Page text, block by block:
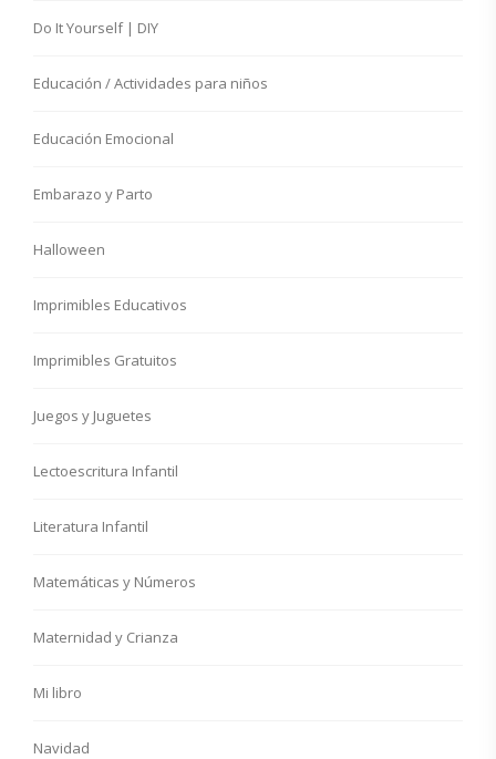
Do It Yourself | DIY
Educación / Actividades para niños
Educación Emocional
Embarazo y Parto
Halloween
Imprimibles Educativos
Imprimibles Gratuitos
Juegos y Juguetes
Lectoescritura Infantil
Literatura Infantil
Matemáticas y Números
Maternidad y Crianza
Mi libro
Navidad